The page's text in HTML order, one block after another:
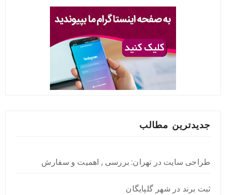
جدیدترین مطالب
طراحی سایت در تهران: بررسی , اهمیت و سفارش
ثبت برند در شهر گلپایگان